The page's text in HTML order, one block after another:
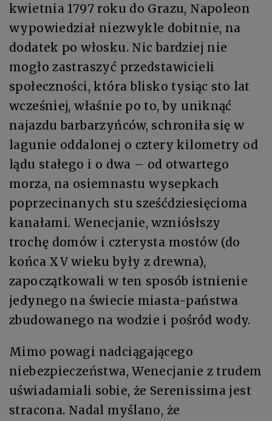
kwietnia 1797 roku do Grazu, Napoleon
wypowiedział niezwykle dobitnie, na
dodatek po włosku. Nic bardziej nie
mogło zastraszyć przedstawicieli
społeczności, która blisko tysiąc sto lat
wcześniej, właśnie po to, by uniknąć
najazdu barbarzyńców, schroniła się w
lagunie oddalonej o cztery kilometry od
lądu stałego i o dwa – od otwartego
morza, na osiemnastu wysepkach
poprzecinanych stu sześćdziesięcioma
kanałami. Wenecjanie, wzniósłszy
trochę domów i czterysta mostów (do
końca XV wieku były z drewna),
zapoczątkowali w ten sposób istnienie
jedynego na świecie miasta-państwa
zbudowanego na wodzie i pośród wody.
Mimo powagi nadciągającego
niebezpieczeństwa, Wenecjanie z trudem
uświadamiali sobie, że Serenissima jest
stracona. Nadal myślano, że